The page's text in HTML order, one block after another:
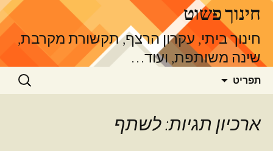
לדלג
לתוכןחינוך פשוט
חינוך ביתי, עקרון הרצף, תקשורת מקרבת,
שינה משותפת, ועוד…
תפריט חיפוש:
ארכיון תגיות: לשתף